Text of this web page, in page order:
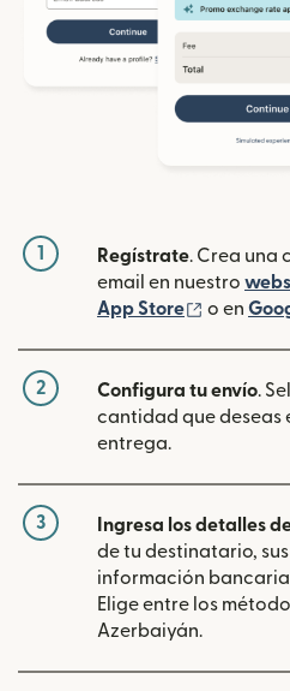
1 Regístrate. Crea una
email en nuestro
App Store
(se abre
o en
2 Configura tu envío.
cantidad que deseas
entrega.
3 Ingresa los detalles
de tu destinatario,
información
Elige entre los
Azerbaiyán.